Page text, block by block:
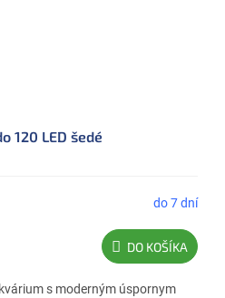
120 LED šedé
do 7 dní
DO KOŠÍKA
s moderným úspornym